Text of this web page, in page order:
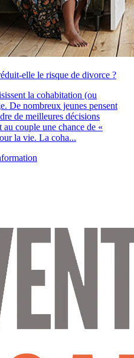
elle le risque de divorce ?
la cohabitation (ou
De nombreux jeunes pensent
de meilleures décisions
couple une chance de «
la vie. La coha...